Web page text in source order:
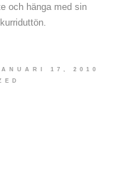
och hänga med sin
17, 2010